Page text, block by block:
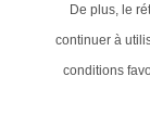
De plus, le
continuer à
conditions